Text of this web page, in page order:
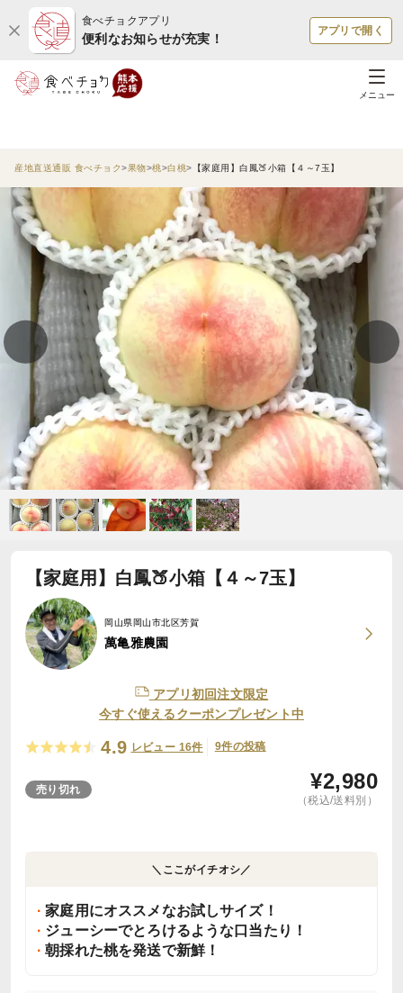
食べチョクアプリ
便利なお知らせが充実！
アプリで開く
メニュー
産地直送通販 食べチョク 果物 桃 白桃 【家庭用】白鳳🍑小箱【４～7玉】
【家庭用】白鳳🍑小箱【４～7玉】
岡山県岡山市北区芳賀
萬亀雅農園
アプリ初回注文限定
今すぐ使えるクーポンプレゼント中
4.9 レビュー 16件 9件の投稿
売り切れ ¥2,980
（税込/送料別）
＼ここがイチオシ／
家庭用にオススメなお試しサイズ！
ジューシーでとろけるような口当たり！
朝採れた桃を発送で新鮮！